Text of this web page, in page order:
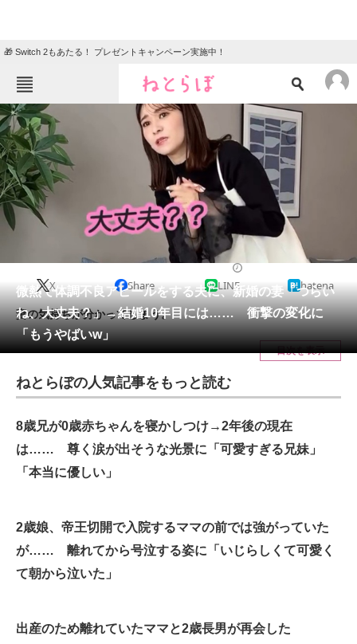
🎁 Switch 2もあたる！ プレゼントキャンペーン実施中！
ねとらぼメニュー
TOP ニュース
エンタメ クイズ
グルメ 地域
住まい 教育・育児
リサーチ
会員記事
メディア
注目記事を集めた総合ページ
ITの今と未来を見通す
スマホと通信の最新トレンド
進化するPCとデバイスの未来
ビジネスと働き方のヒント
経営リーダーのコミュニティ
微熱で体調不良アピールをする夫に、新婚の妻「つらい
ね、大丈夫？」→結婚10年目には…… 衝撃の変化に
「もうやばいw」
X Share LINE hatena
妻の気持ちが分かってしまう。
目次を表示
ねとらぼの人気記事をもっと読む
8歳兄が0歳赤ちゃんを寝かしつけ→2年後の現在
は…… 尊く涙が出そうな光景に「可愛すぎる兄妹」
「本当に優しい」
2歳娘、帝王切開で入院するママの前では強がっていた
が…… 離れてから号泣する姿に「いじらしくて可愛く
て朝から泣いた」
出産のため離れていたママと2歳長男が再会した